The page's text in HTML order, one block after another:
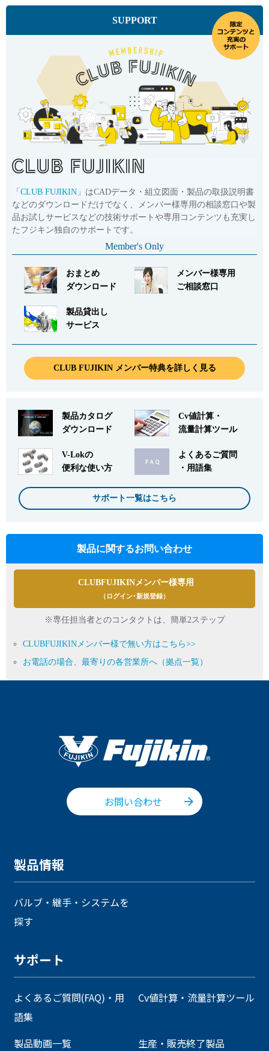
SUPPORT
「 CLUB FUJIKIN 」はCADデータ・組立図面・製品の取扱説明書
などのダウンロードだけでなく、メンバー様専用の相談窓口や製
品お試しサービスなどの技術サポートや専用コンテンツも充実し
たフジキン独自のサポートです。
Member's Only
おまとめ
ダウンロード
メンバー様専用
ご相談窓口
製品貸出し
サービス
CLUB FUJIKIN メンバー特典を詳しく見る
製品カタログ
ダウンロード
Cv値計算・
流量計算ツール
V-Lokの
便利な使い方
よくあるご質問
・用語集
サポート一覧はこちら
製品に関するお問い合わせ
CLUBFUJIKINメンバー様専用
（ログイン･新規登録）
※専任担当者とのコンタクトは、簡単2ステップ
CLUBFUJIKINメンバー様で無い方はこちら>>
お電話の場合、最寄りの各営業所へ（拠点一覧）
お問い合わせ
製品情報
バルブ・継手・システムを
探す
サポート
よくあるご質問(FAQ)・用
語集
Cv値計算・流量計算ツール
製品動画一覧
生産・販売終了製品